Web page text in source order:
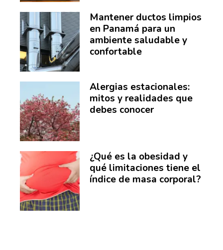
Mantener ductos limpios
en Panamá para un
ambiente saludable y
confortable
Alergias estacionales:
mitos y realidades que
debes conocer
¿Qué es la obesidad y
qué limitaciones tiene el
índice de masa corporal?